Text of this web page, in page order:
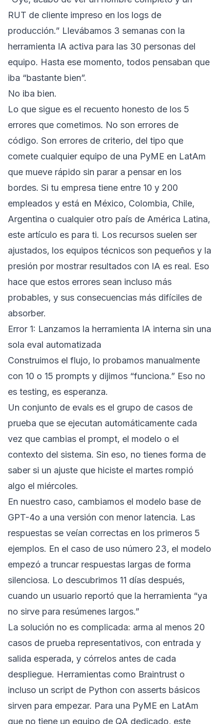
RUT de cliente impreso en los logs de
producción.” Llevábamos 3 semanas con la
herramienta IA activa para las 30 personas del
equipo. Hasta ese momento, todos pensaban que
iba “bastante bien”.
No iba bien.
Lo que sigue es el recuento honesto de los 5
errores que cometimos. No son errores de
código. Son errores de criterio, del tipo que
comete cualquier equipo de una PyME en LatAm
que mueve rápido sin parar a pensar en los
bordes. Si tu empresa tiene entre 10 y 200
empleados y está en México, Colombia, Chile,
Argentina o cualquier otro país de América Latina,
este artículo es para ti. Los recursos suelen ser
ajustados, los equipos técnicos son pequeños y la
presión por mostrar resultados con IA es real. Eso
hace que estos errores sean incluso más
probables, y sus consecuencias más difíciles de
absorber.
Error 1: Lanzamos la herramienta IA interna sin una
sola eval automatizada
Construimos el flujo, lo probamos manualmente
con 10 o 15 prompts y dijimos “funciona.” Eso no
es testing, es esperanza.
Un conjunto de evals es el grupo de casos de
prueba que se ejecutan automáticamente cada
vez que cambias el prompt, el modelo o el
contexto del sistema. Sin eso, no tienes forma de
saber si un ajuste que hiciste el martes rompió
algo el miércoles.
En nuestro caso, cambiamos el modelo base de
GPT-4o a una versión con menor latencia. Las
respuestas se veían correctas en los primeros 5
ejemplos. En el caso de uso número 23, el modelo
empezó a truncar respuestas largas de forma
silenciosa. Lo descubrimos 11 días después,
cuando un usuario reportó que la herramienta “ya
no sirve para resúmenes largos.”
La solución no es complicada: arma al menos 20
casos de prueba representativos, con entrada y
salida esperada, y córrelos antes de cada
despliegue. Herramientas como Braintrust o
incluso un script de Python con asserts básicos
sirven para empezar. Para una PyME en LatAm
que no tiene un equipo de QA dedicado, este